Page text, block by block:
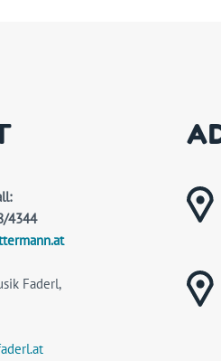
4344
Faderl,